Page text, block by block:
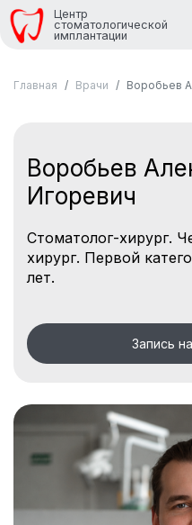
Центр
стоматологической
имплантации
Главная Врачи Воробьев
Воробьев
Игоревич
Стоматолог-хирург.
хирург. Первой
лет.
Запись